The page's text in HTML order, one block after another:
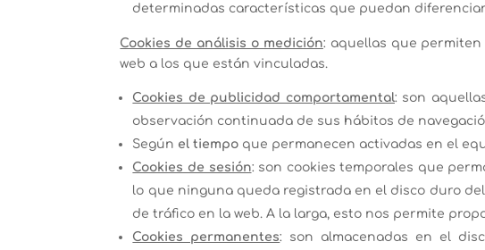
determinadas características que puedan
Cookies de análisis o medición: aquellas que
web a los que están vinculadas.
Cookies de publicidad comportamental: son
observación continuada de sus hábitos de
Según el tiempo que permanecen activadas en el
Cookies de sesión: son cookies temporales que
lo que ninguna queda registrada en el disco duro
de tráfico en la web. A la larga, esto nos permite
Cookies permanentes: son almacenadas en el